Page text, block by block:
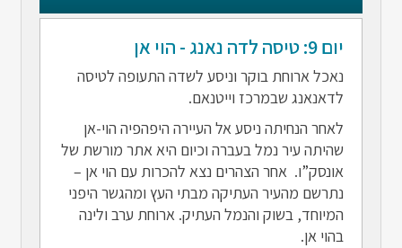
יום 9: טיסה לדה נאנג - הוי אן
נאכל ארוחת בוקר וניסע לשדה התעופה לטיסה
לדאנאנג שבמרכז וייטנאם.
לאחר הנחיתה ניסע אל העיירה היפהפיה הוי-אן
שהיתה עיר נמל בעברה וכיום היא אתר מורשת של
אונסק”ו. אחר הצהרים נצא להכרות עם הוי אן –
נתרשם מהעיר העתיקה מבתי העץ ומהגשר היפני
המיוחד, בשוק והנמל העתיק. ארוחת ערב ולינה
בהוי אן.